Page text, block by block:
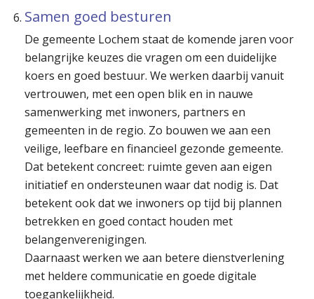
Samen goed besturen
De gemeente Lochem staat de komende jaren voor
belangrijke keuzes die vragen om een duidelijke
koers en goed bestuur. We werken daarbij vanuit
vertrouwen, met een open blik en in nauwe
samenwerking met inwoners, partners en
gemeenten in de regio. Zo bouwen we aan een
veilige, leefbare en financieel gezonde gemeente.
Dat betekent concreet: ruimte geven aan eigen
initiatief en ondersteunen waar dat nodig is. Dat
betekent ook dat we inwoners op tijd bij plannen
betrekken en goed contact houden met
belangenverenigingen.
Daarnaast werken we aan betere dienstverlening
met heldere communicatie en goede digitale
toegankelijkheid.